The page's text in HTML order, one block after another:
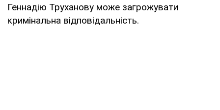
Геннадію Труханову може загрожувати
кримінальна відповідальність.